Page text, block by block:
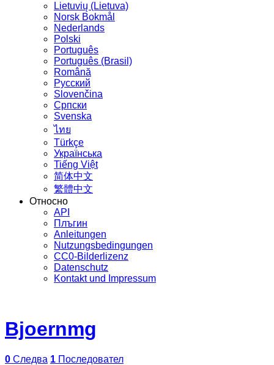
Lietuvių (Lietuva)
‪Norsk Bokmål‬
Nederlands
Polski
Português
Português (Brasil)
Română
Русский
Slovenčina
Српски
Svenska
ไทย
Türkçe
Українська
Tiếng Việt
简体中文
繁體中文
Относно
API
Плъгин
Anleitungen
Nutzungsbedingungen
CC0-Bilderlizenz
Datenschutz
Kontakt und Impressum
Bjoernmg
0 Следва 1 Последовател